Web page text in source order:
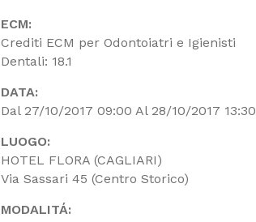
ECM:
Crediti ECM per Odontoiatri e Igienisti
Dentali: 18.1
DATA:
Dal 27/10/2017 09:00 Al 28/10/2017 13:30
LUOGO:
HOTEL FLORA (CAGLIARI)
Via Sassari 45 (Centro Storico)
MODALITÁ: